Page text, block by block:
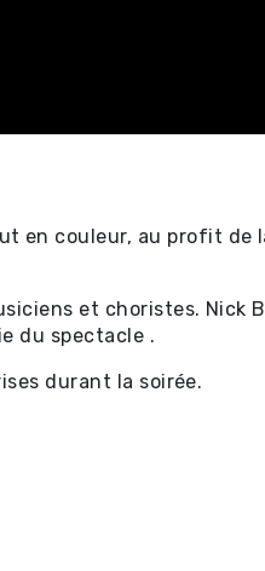
en couleur, au profit de
et choristes.
du spectacle .
durant la soirée.